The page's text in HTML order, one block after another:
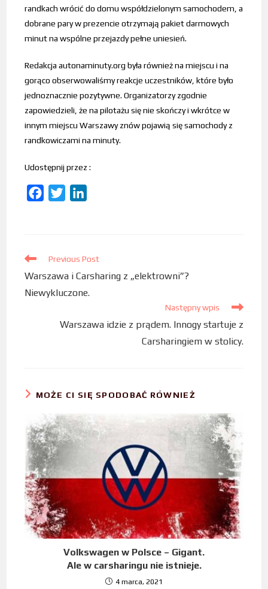
randkach wrócić do domu współdzielonym samochodem, a
dobrane pary w prezencie otrzymają pakiet darmowych
minut na wspólne przejazdy pełne uniesień.
Redakcja autonaminuty.org była również na miejscu i na
gorąco obserwowaliśmy reakcje uczestników, które było
jednoznacznie pozytywne. Organizatorzy zgodnie
zapowiedzieli, że na pilotażu się nie skończy i wkrótce w
innym miejscu Warszawy znów pojawią się samochody z
randkowiczami na minuty.
Udostępnij przez :
b
o
o
t
e
r
e
d
I
Previous Post
Warszawa i Carsharing z „elektrowni”?
Niewykluczone.
Następny wpis
Warszawa idzie z prądem. Innogy startuje z
Carsharingiem w stolicy.
MOŻE CI SIĘ SPODOBAĆ RÓWNIEŻ
Volkswagen w Polsce – Gigant.
Ale w carsharingu nie istnieje.
4 marca, 2021